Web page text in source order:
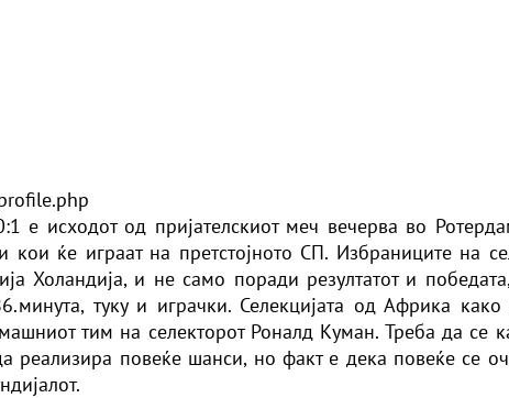
е исходот од пријателскиот меч вечерва во
кои ќе играат на претстојното СП. Избраниците на
Холандија, и не само поради резултатот и
туку и играчки. Селекцијата од Африка
тим на селекторот Роналд Куман. Треба да се
реализира повеќе шанси, но факт е дека повеќе се